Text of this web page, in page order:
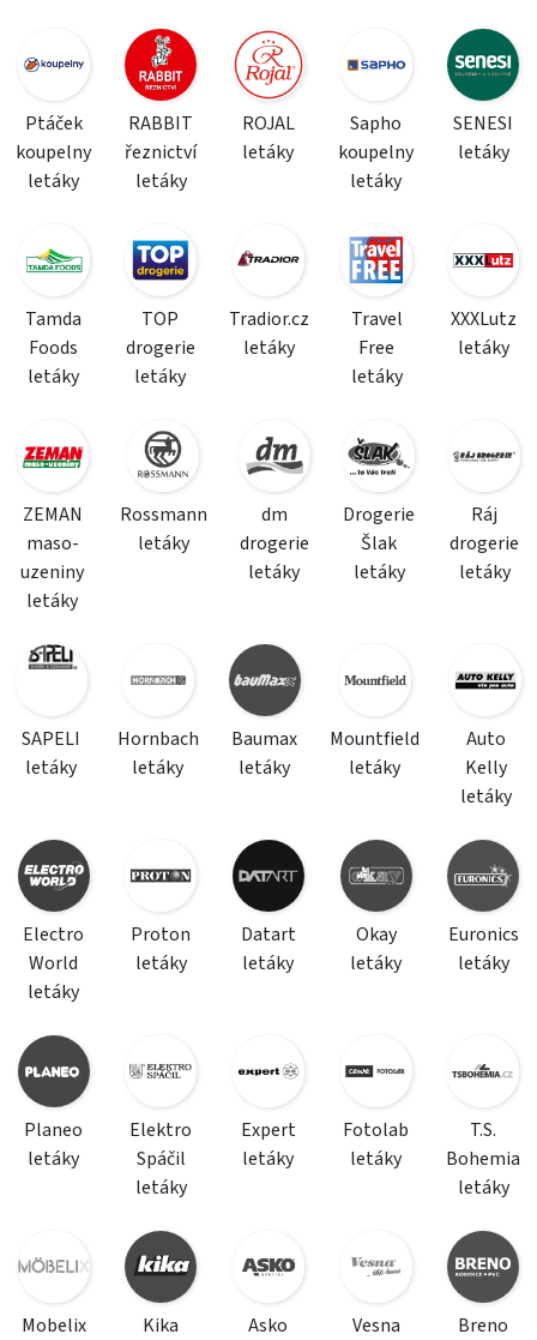
Ptáček
koupelny
letáky
RABBIT
řeznictví
letáky
ROJAL
letáky
Sapho
koupelny
letáky
SENESI
letáky
Tamda
Foods
letáky
TOP
drogerie
letáky
Tradior.cz
letáky
Travel
Free
letáky
XXXLutz
letáky
ZEMAN
maso-
uzeniny
letáky
Rossmann
letáky
dm
drogerie
letáky
Drogerie
Šlak
letáky
Ráj
drogerie
letáky
SAPELI
letáky
Hornbach
letáky
Baumax
letáky
Mountfield
letáky
Auto
Kelly
letáky
Electro
World
letáky
Proton
letáky
Datart
letáky
Okay
letáky
Euronics
letáky
Planeo
letáky
Elektro
Spáčil
letáky
Expert
letáky
Fotolab
letáky
T.S.
Bohemia
letáky
Mobelix
Kika
Asko
Vesna
Breno